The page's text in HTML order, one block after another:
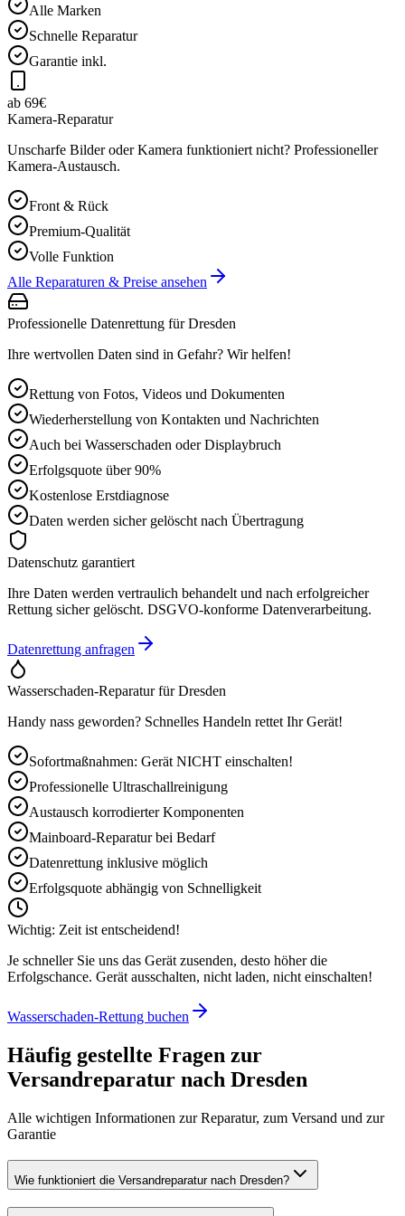
Alle Marken
Schnelle Reparatur
Garantie inkl.
ab 69€
Kamera-Reparatur
Unscharfe Bilder oder Kamera funktioniert nicht? Professioneller
Kamera-Austausch.
Front & Rück
Premium-Qualität
Volle Funktion
Alle Reparaturen & Preise ansehen
Professionelle Datenrettung fürDresden
Ihre wertvollen Daten sind in Gefahr? Wir helfen!
Rettung von Fotos, Videos und Dokumenten
Wiederherstellung von Kontakten und Nachrichten
Auch bei Wasserschaden oder Displaybruch
Erfolgsquote über 90%
Kostenlose Erstdiagnose
Daten werden sicher gelöscht nach Übertragung
Datenschutz garantiert
Ihre Daten werden vertraulich behandelt und nach erfolgreicher
Rettung sicher gelöscht. DSGVO-konforme Datenverarbeitung.
Datenrettung anfragen
Wasserschaden-Reparatur fürDresden
Handy nass geworden? Schnelles Handeln rettet Ihr Gerät!
Sofortmaßnahmen: Gerät NICHT einschalten!
Professionelle Ultraschallreinigung
Austausch korrodierter Komponenten
Mainboard-Reparatur bei Bedarf
Datenrettung inklusive möglich
Erfolgsquote abhängig von Schnelligkeit
Wichtig: Zeit ist entscheidend!
Je schneller Sie uns das Gerät zusenden, desto höher die
Erfolgschance. Gerät ausschalten, nicht laden, nicht einschalten!
Wasserschaden-Rettung buchen
Häufig gestellte Fragen zur
Versandreparatur nach Dresden
Alle wichtigen Informationen zur Reparatur, zum Versand und zur
Garantie
Wie funktioniert die Versandreparatur nach Dresden?